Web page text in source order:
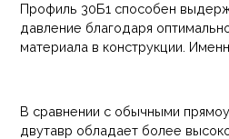
людей.
Профиль 30Б1 способен
давление благодаря
материала в конструкции.
В сравнении с обычными
двутавр обладает более